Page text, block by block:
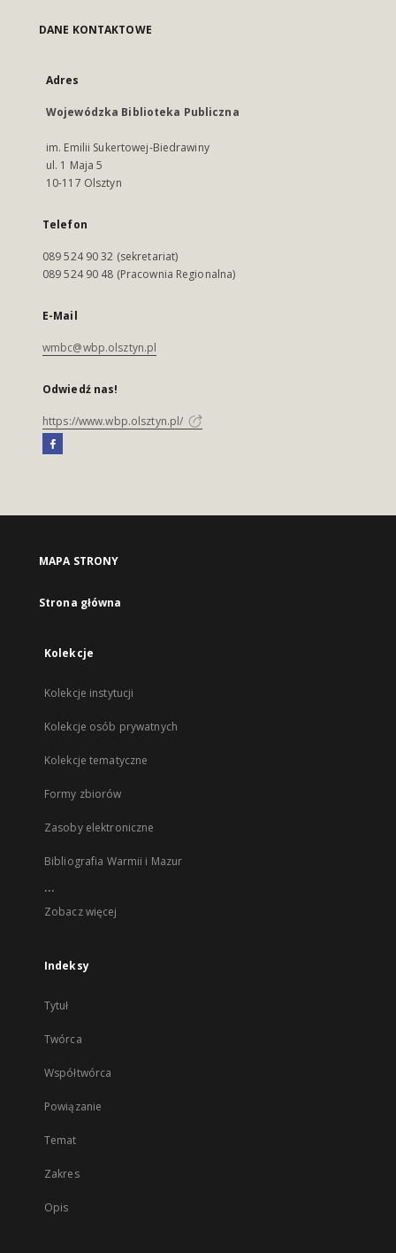
DANE KONTAKTOWE
Adres
Wojewódzka Biblioteka Publiczna
im. Emilii Sukertowej-Biedrawiny
ul. 1 Maja 5
10-117 Olsztyn
Telefon
089 524 90 32 (sekretariat)
089 524 90 48 (Pracownia Regionalna)
E-Mail
wmbc@wbp.olsztyn.pl
Odwiedź nas!
https://www.wbp.olsztyn.pl/
MAPA STRONY
Strona główna
Kolekcje
Kolekcje instytucji
Kolekcje osób prywatnych
Kolekcje tematyczne
Formy zbiorów
Zasoby elektroniczne
Bibliografia Warmii i Mazur
...
Zobacz więcej
Indeksy
Tytuł
Twórca
Współtwórca
Powiązanie
Temat
Zakres
Opis